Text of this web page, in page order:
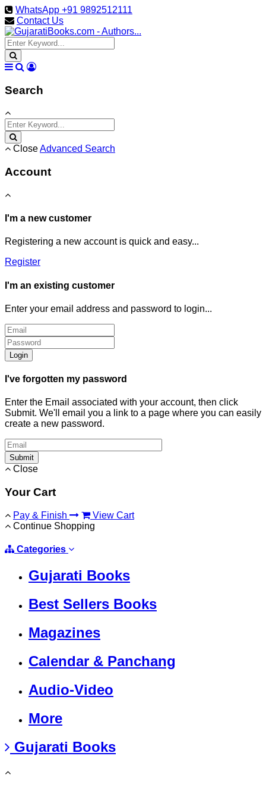
WhatsApp +91 9892512111
Contact Us
Search
CloseAdvanced Search
Account
I'm a new customer
Registering a new account is quick and easy...
Register
I'm an existing customer
Enter your email address and password to login...
Login
I've forgotten my password
Enter the Email associated with your account, then click
Submit. We'll email you a link to a page where you can easily
create a new password.
Submit
Close
Your Cart
Pay & Finish
View Cart
Continue Shopping
Categories
Gujarati Books
Best Sellers Books
Magazines
Calendar & Panchang
Audio-Video
More
Gujarati Books